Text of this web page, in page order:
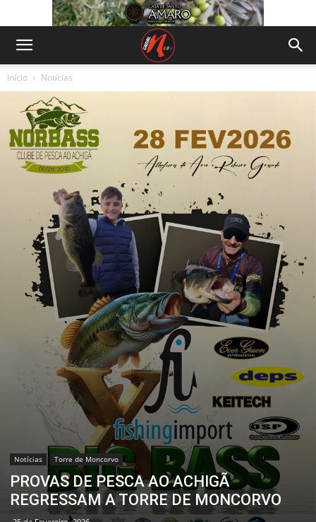
Início Notícias
Notícias Torre de Moncorvo
PROVAS DE PESCA AO ACHIGÃ
REGRESSAM A TORRE DE MONCORVO